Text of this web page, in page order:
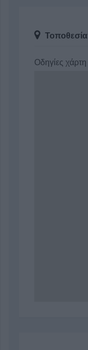
Τοποθεσία
Οδηγίες χάρτη